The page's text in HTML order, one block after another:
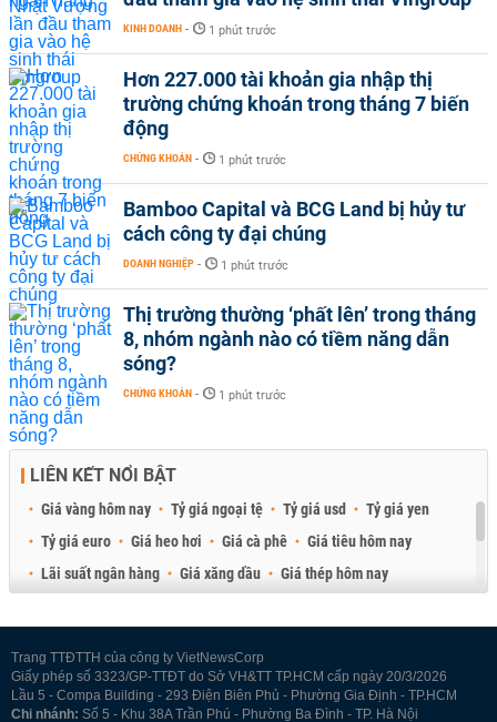
KINH DOANH - 1 phút trước
Hơn 227.000 tài khoản gia nhập thị
trường chứng khoán trong tháng 7 biến
động
CHỨNG KHOÁN - 1 phút trước
Bamboo Capital và BCG Land bị hủy tư
cách công ty đại chúng
DOANH NGHIỆP - 1 phút trước
Thị trường thường ‘phất lên’ trong tháng
8, nhóm ngành nào có tiềm năng dẫn
sóng?
CHỨNG KHOÁN - 1 phút trước
LIÊN KẾT NỔI BẬT
Giá vàng hôm nay Tỷ giá ngoại tệ Tỷ giá usd
Tỷ giá yen
Tỷ giá euro
Giá heo hơi Giá cà phê
Giá tiêu hôm nay
Lãi suất ngân hàng
Giá xăng dầu
Giá thép hôm nay
Trang TTĐTTH của công ty VietNewsCorp
Giấy phép số 3323/GP-TTĐT do Sở VH&TT TP.HCM cấp ngày 20/3/2026
Lầu 5 - Compa Building - 293 Điện Biên Phủ - Phường Gia Định - TP.HCM
Chi nhánh: Số 5 - Khu 38A Trần Phú - Phường Ba Đình - TP. Hà Nội